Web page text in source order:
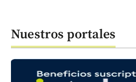
Nuestros portales